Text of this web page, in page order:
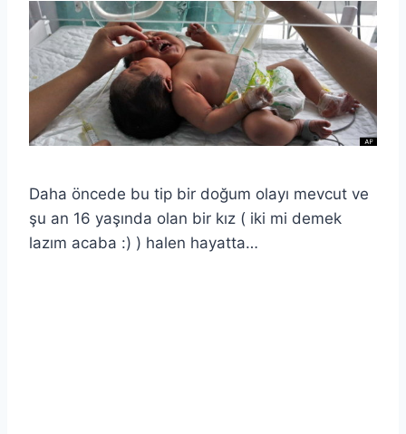
Daha öncede bu tip bir doğum olayı mevcut ve
şu an 16 yaşında olan bir kız ( iki mi demek
lazım acaba :) ) halen hayatta…